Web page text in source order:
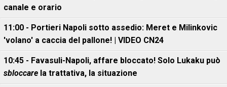
canale e orario
11:00 - Portieri Napoli sotto assedio: Meret e Milinkovic
'volano' a caccia del pallone! | VIDEO CN24
10:45 - Favasuli-Napoli, affare bloccato! Solo Lukaku può
sbloccare la trattativa, la situazione